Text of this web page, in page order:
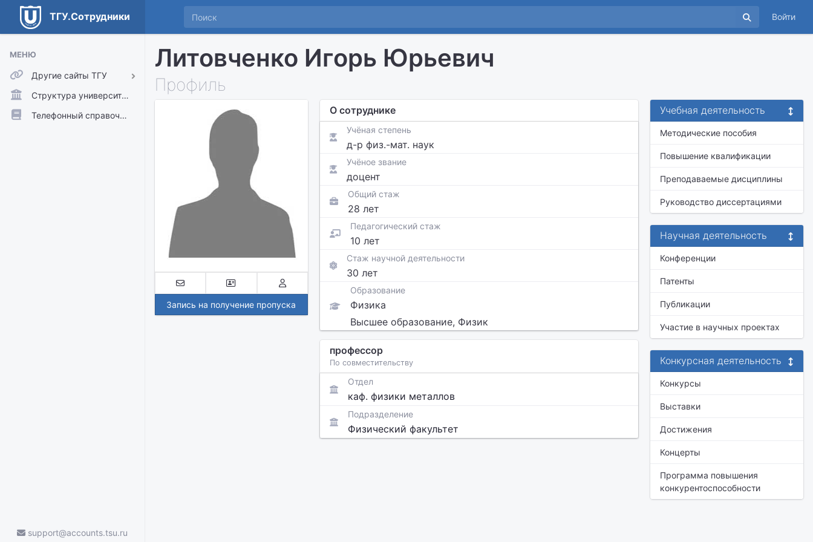
ТГУ.Сотрудники Войти
МЕНЮ
Другие сайты ТГУ
ТГУ.Аккаунты
ТГУ.Расписание
Структура университета
Телефонный справочник
support@accounts.tsu.ru
Литовченко Игорь Юрьевич
Профиль
Запись на получение пропуска
О сотруднике
Учёная степень
д-р физ.-мат. наук
Учёное звание
доцент
Общий стаж
28 лет
Педагогический стаж
10 лет
Стаж научной деятельности
30 лет
Образование
Физика
Высшее образование, Физик
профессор
По совместительству
Отдел
каф. физики металлов
Подразделение
Физический факультет
Учебная деятельность
Методические пособия
Повышение квалификации
Преподаваемые дисциплины
Руководство диссертациями
Научная деятельность
Конференции
Патенты
Публикации
Участие в научных проектах
Конкурсная деятельность
Конкурсы
Выставки
Достижения
Концерты
Программа повышения
конкурентоспособности